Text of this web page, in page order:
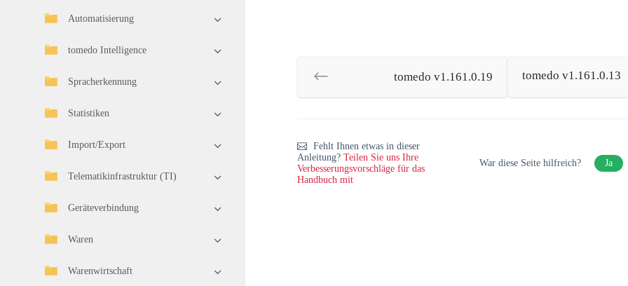
Automatisierung
tomedo Intelligence
Spracherkennung
Statistiken
Import/Export
Telematikinfrastruktur (TI)
Geräteverbindung
Waren
Warenwirtschaft
tomedo v1.161.0.19 tomedo v1.161.0.13
Fehlt Ihnen etwas in dieser
Anleitung? Teilen Sie uns Ihre
Verbesserungsvorschläge für das
Handbuch mit
War diese Seite hilfreich? Ja